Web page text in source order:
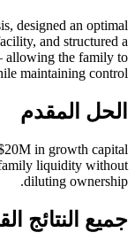
designed an optimal
and structured a
allowing the family to
maintaining control.
الحل المقدم
in growth capital
liquidity without
diluting ownership.
جميع النتائج